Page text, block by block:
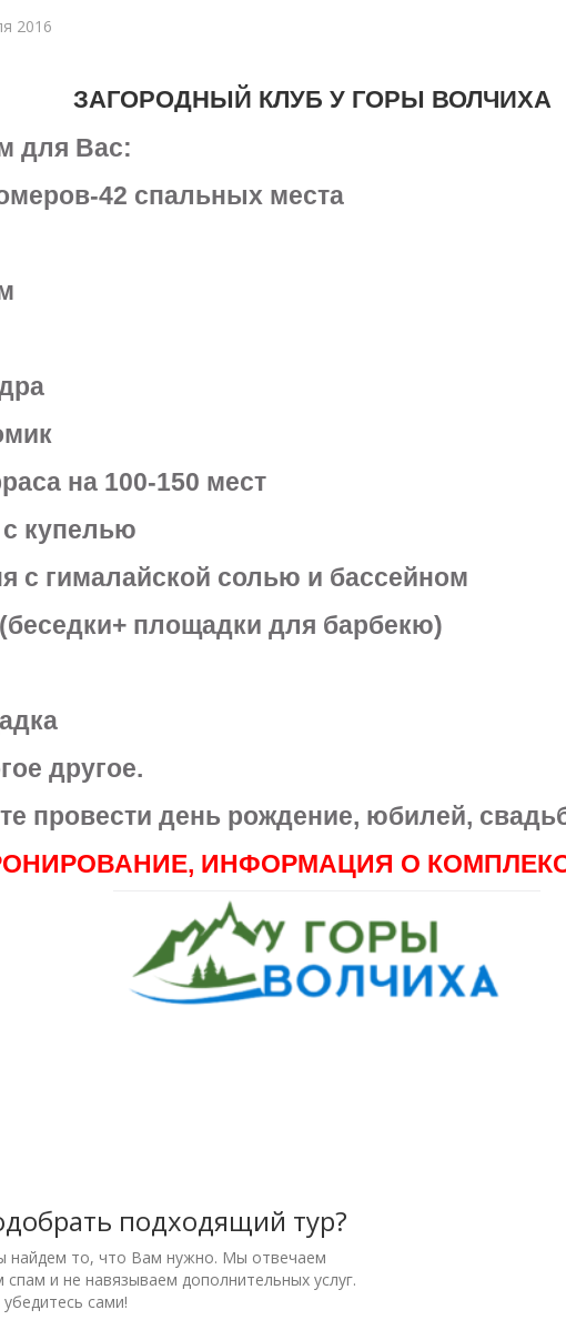
2016
ЗАГОРОДНЫЙ КЛУБ У ГОРЫ ВОЛЧИХА
для Вас:
42 спальных места
на 100-150 мест
с купелью
с гималайской солью и бассейном
площадки для барбекю)
другое.
провести день рождение, юбилей,
ИНФОРМАЦИЯ О
подходящий тур?
найдем то, что Вам нужно. Мы отвечаем
и не навязываем дополнительных услуг.
сами!